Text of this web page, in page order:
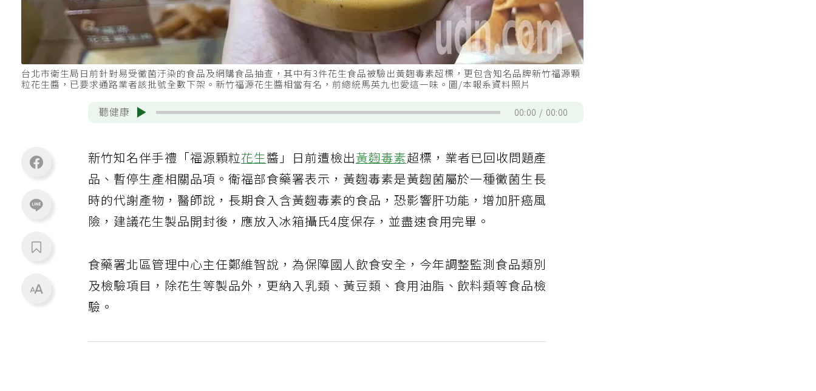
台北市衛生局日前針對易受黴菌汙染的食品及網購食品抽查，其中有3件花生食品被驗出黃麴毒素超標，更包含知名品牌新竹福源顆
粒花生醬，已要求通路業者該批號全數下架。新竹福源花生醬相當有名，前總統馬英九也愛這一味。圖/本報系資料照片
聽健康 00:00 00:00
新竹知名伴手禮「福源顆粒花生醬」日前遭檢出黃麴毒素超標，業者已回收問題產
品、暫停生產相關品項。衛福部食藥署表示，黃麴毒素是黃麴菌屬於一種黴菌生長
時的代謝產物，醫師說，長期食入含黃麴毒素的食品，恐影響肝功能，增加肝癌風
險，建議花生製品開封後，應放入冰箱攝氏4度保存，並盡速食用完畢。
食藥署北區管理中心主任鄭維智說，為保障國人飲食安全，今年調整監測食品類別
及檢驗項目，除花生等製品外，更納入乳類、黃豆類、食用油脂、飲料類等食品檢
驗。